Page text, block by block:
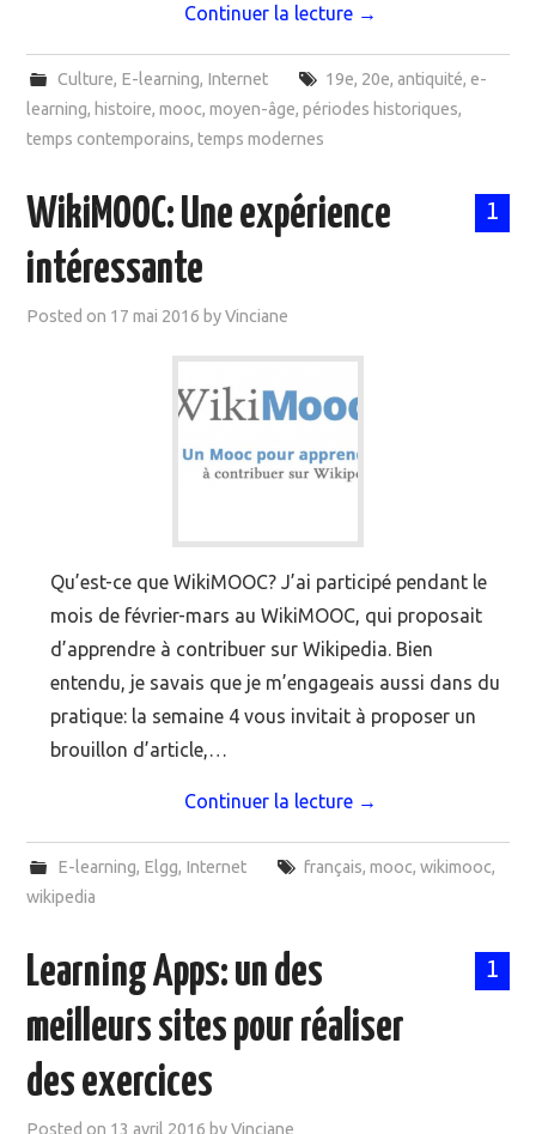
Continuer la lecture →
Culture, E-learning, Internet 19e, 20e, antiquité, e-
learning, histoire,mooc,moyen-âge,périodes historiques,
temps contemporains, temps modernes
1
WikiMOOC: Une expérience
intéressante
Posted on 17 mai 2016 byVinciane
Qu’est-ce que WikiMOOC? J’ai participé pendant le
mois de février-mars au WikiMOOC, qui proposait
d’apprendre à contribuer sur Wikipedia. Bien
entendu, je savais que je m’engageais aussi dans du
pratique: la semaine 4 vous invitait à proposer un
brouillon d’article,…
Continuer la lecture →
E-learning, Elgg, Internet français, mooc, wikimooc,
wikipedia
1
Learning Apps: un des
meilleurs sites pour réaliser
des exercices
Posted on 13 avril 2016 byVinciane